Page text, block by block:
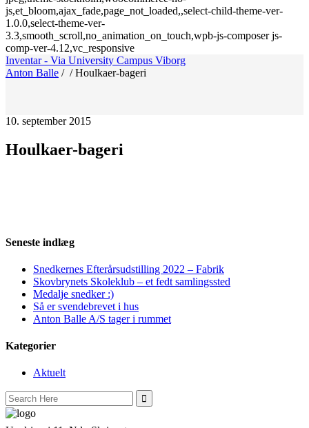
js,et_bloom,ajax_fade,page_not_loaded,,select-child-theme-ver-
1.0.0,select-theme-ver-
3.3,smooth_scroll,no_animation_on_touch,wpb-js-composer js-
comp-ver-4.12,vc_responsive
Inventar - Via University Campus Viborg
Anton Balle / /Houlkaer-bageri
10. september 2015
Houlkaer-bageri
Seneste indlæg
Snedkernes Efterårsudstilling 2022 – Fabrik
Skovbrynets Skoleklub – et fedt samlingssted
Medalje snedker :)
Så er svendebrevet i hus
Anton Balle A/S tager i rummet
Kategorier
Aktuelt
Search
for: